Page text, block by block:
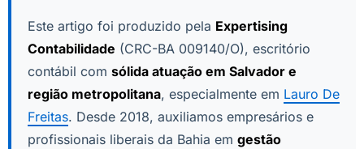
Este artigo foi produzido pela Expertising
Contabilidade (CRC-BA 009140/O), escritório
contábil com sólida atuação em Salvador e
região metropolitana, especialmente em Lauro De
Freitas. Desde 2018, auxiliamos empresários e
profissionais liberais da Bahia em gestão